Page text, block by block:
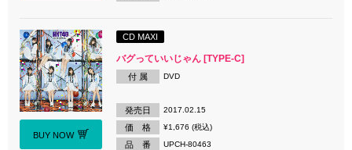
BUY NOW
CD MAXI
バグっていいじゃん [TYPE-C]
付 属 DVD
発売日 2017.02.15
価 格 ¥1,676 (税込)
品 番 UPCH-80463